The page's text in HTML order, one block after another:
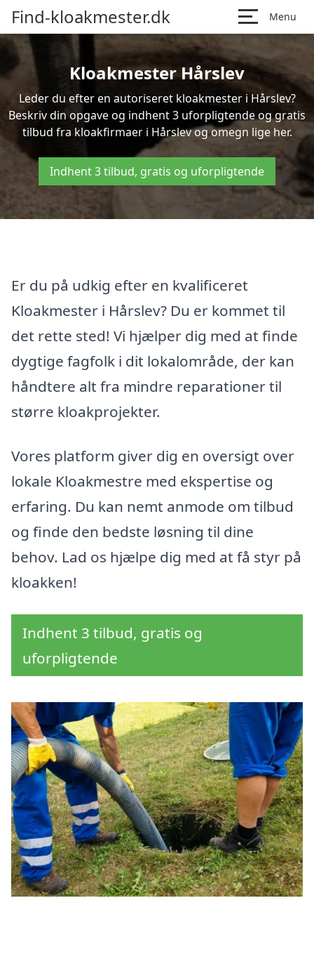
Find-kloakmester.dk Menu
Kloakmester Hårslev
Leder du efter en autoriseret kloakmester i Hårslev?
Beskriv din opgave og indhent 3 uforpligtende og gratis
tilbud fra kloakfirmaer i Hårslev og omegn lige her.
Indhent 3 tilbud, gratis og uforpligtende
Er du på udkig efter en kvalificeret
Kloakmester i Hårslev? Du er kommet til
det rette sted! Vi hjælper dig med at finde
dygtige fagfolk i dit lokalområde, der kan
håndtere alt fra mindre reparationer til
større kloakprojekter.
Vores platform giver dig en oversigt over
lokale Kloakmestre med ekspertise og
erfaring. Du kan nemt anmode om tilbud
og finde den bedste løsning til dine
behov. Lad os hjælpe dig med at få styr på
kloakken!
Indhent 3 tilbud, gratis og
uforpligtende